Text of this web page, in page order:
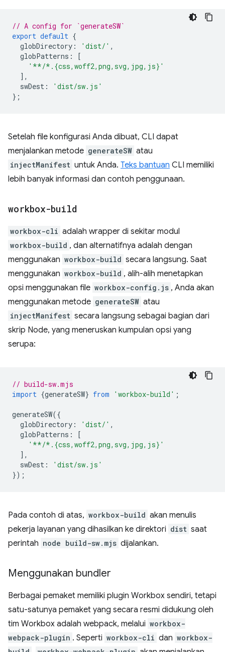
// A config for `generateSW`
export default {
globDirectory : 'dist/' ,
globPatterns :
[
'**/*.{css,woff2,png,svg,jpg,js}'
],
swDest :
'dist/sw.js'
};
Setelah file konfigurasi Anda dibuat, CLI dapat
menjalankan metode generateSW atau
injectManifest untuk Anda. Teks bantuan CLI memiliki
lebih banyak informasi dan contoh penggunaan.
workbox-build
workbox-cli adalah wrapper di sekitar modul
workbox-build , dan alternatifnya adalah dengan
menggunakan workbox-build secara langsung. Saat
menggunakan workbox-build , alih-alih menetapkan
opsi menggunakan file workbox-config.js , Anda akan
menggunakan metode generateSW atau
injectManifest secara langsung sebagai bagian dari
skrip Node, yang meneruskan kumpulan opsi yang
serupa:
// build-sw.mjs
import {generateSW} from 'workbox-build' ;
generateSW({
globDirectory : 'dist/' ,
globPatterns :
[
'**/*.{css,woff2,png,svg,jpg,js}'
],
swDest :
'dist/sw.js'
});
Pada contoh di atas, workbox-build akan menulis
pekerja layanan yang dihasilkan ke direktori dist saat
perintah node build-sw.mjs dijalankan.
Menggunakan bundler
Berbagai pemaket memiliki plugin Workbox sendiri, tetapi
satu-satunya pemaket yang secara resmi didukung oleh
tim Workbox adalah webpack, melalui workbox-
webpack-plugin . Seperti workbox-cli dan workbox-